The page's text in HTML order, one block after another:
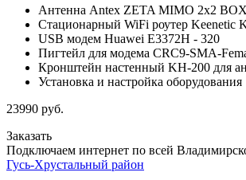
Антенна Antex ZETA MIMO 2x2
Стационарный WiFi роутер Keenetic
USB модем Huawei E3372H - 320
Пигтейл для модема CRC9-SMA-
Кронштейн настенный KH-200 для
Установка и настройка оборудования
23990 руб.
Заказать
Подключаем интернет по всей
Гусь-Хрустальный район